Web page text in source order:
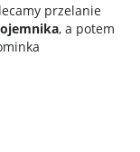
przelanie
, a potem